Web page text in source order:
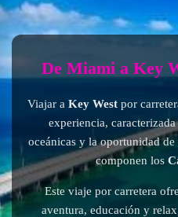
De Miami a Key
Viajar a Key West por
experiencia,
oceánicas y la oportunidad
componen los
Este viaje por carretera
aventura, educación y